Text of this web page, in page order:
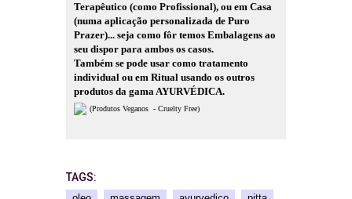
Terapêutico (como Profissional), ou em Casa
(numa aplicação personalizada de Puro
Prazer)... seja como fôr temos Embalagens ao
seu dispor para ambos os casos.
Também se pode usar como tratamento
individual ou em Ritual usando os outros
produtos da gama AYURVÉDICA.
(Produtos Veganos - Cruelty Free)
TAGS: